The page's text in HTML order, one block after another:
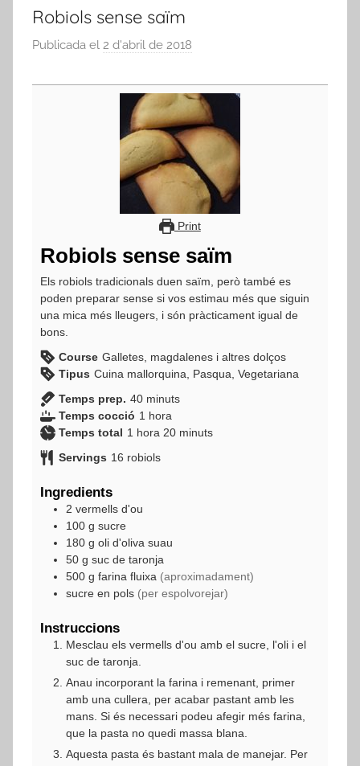
Robiols sense saïm
Publicada el 2 d'abril de 2018
r
a
d
i
n
Print
Robiols sense saïm
Els robiols tradicionals duen saïm, però també es
poden preparar sense si vos estimau més que siguin
una mica més lleugers, i són pràcticament igual de
bons.
Course Galletes, magdalenes i altres dolços
Tipus Cuina mallorquina, Pasqua, Vegetariana
Temps prep. 40minuts
minuts
Temps cocció 1 hora
hora
Temps total 1 hora
hora 20minuts
minuts
Servings 16 robiols
Ingredients
2 vermells d'ou
100 g sucre
180 g oli d'oliva suau
50 g suc de taronja
500 g farina fluixa (aproximadament)
sucre en pols (per espolvorejar)
Instruccions
Mesclau els vermells d'ou amb el sucre, l'oli i el
suc de taronja.
Anau incorporant la farina i remenant, primer
amb una cullera, per acabar pastant amb les
mans. Si és necessari podeu afegir més farina,
que la pasta no quedi massa blana.
Aquesta pasta és bastant mala de manejar. Per